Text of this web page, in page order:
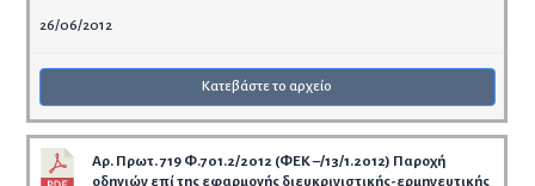
26/06/2012
Κατεβάστε το αρχείο
Αρ. Πρωτ. 719 Φ.701.2/2012 (ΦΕΚ –/13/1.2012) Παροχή
οδηγιών επί της εφαρμογής διευκρινιστικής-ερμηνευτικής